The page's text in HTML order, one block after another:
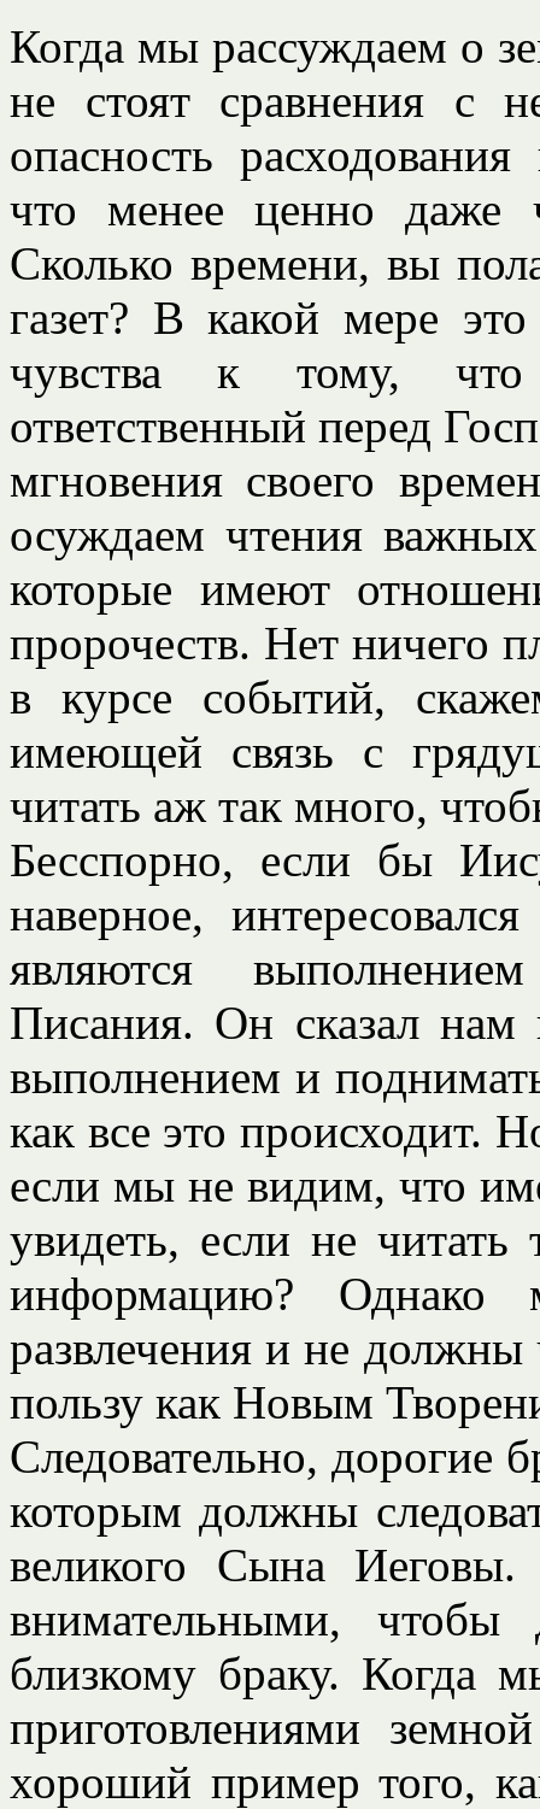
Когда мы рассуждаем о
не стоят сравнения с
опасность
что менее ценно даже
Сколько времени, вы
газет? В какой мере
чувства к тому,
ответственный перед
мгновения своего
осуждаем чтения
которые имеют
пророчеств. Нет ничего
в курсе событий,
имеющей связь с
читать аж так много,
Бесспорно, если бы
наверное,
являются
Писания. Он сказал нам
выполнением и
как все это происходит.
если мы не видим, что
увидеть, если не
информацию?
развлечения и не
пользу как Новым
Следовательно, дорогие
которым должны
великого Сына
внимательными, чтобы
близкому браку. Когда
приготовлениями
хороший пример того,